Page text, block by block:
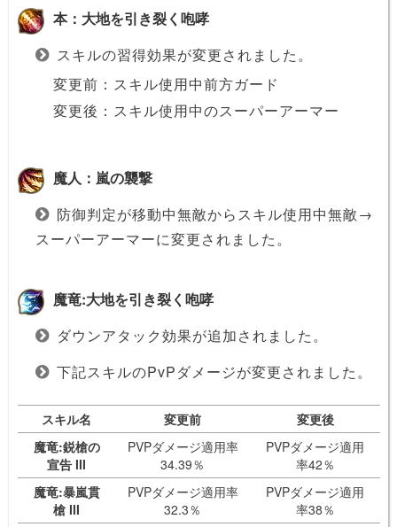
本：大地を引き裂く咆哮
スキルの習得効果が変更されました。
変更前：スキル使用中前方ガード
変更後：スキル使用中のスーパーアーマー
魔人：嵐の襲撃
防御判定が移動中無敵からスキル使用中無敵→
スーパーアーマーに変更されました。
魔竜:大地を引き裂く咆哮
ダウンアタック効果が追加されました。
下記スキルのPvPダメージが変更されました。
スキル名 変更前
変更後
魔竜:鋭槍の
宣告 III
PVPダメージ適用率
34.39％
PVPダメージ適用
率42％
魔竜:暴嵐貫
槍 III
PVPダメージ適用率
32.3％
PVPダメージ適用
率38％